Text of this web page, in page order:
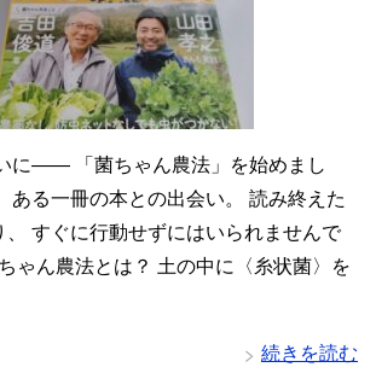
に―― 「菌ちゃん農法」を始めまし
ある一冊の本との出会い。 読み終えた
、 すぐに行動せずにはいられませんで
農法とは？ 土の中に〈糸状菌〉を
続きを読む